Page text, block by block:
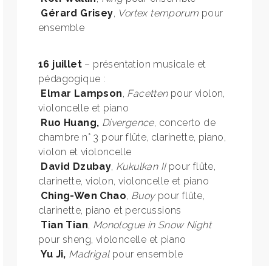
Gérard Grisey, Vortex temporum pour
ensemble
16 juillet – présentation musicale et
pédagogique :
Elmar Lampson, Facettenpour violon,
violoncelle et piano
Ruo Huang, Divergence, concerto de
chambre n° 3 pour flûte, clarinette, piano,
violon et violoncelle
David Dzubay, Kukulkan IIpour flûte,
clarinette, violon, violoncelle et piano
Ching-Wen Chao, Buoypour flûte,
clarinette, piano et percussions
Tian Tian, Monologue in Snow Night
pour sheng, violoncelle et piano
Yu Ji, Madrigalpour ensemble